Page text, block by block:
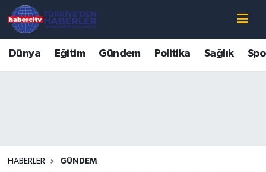
Dünya Eğitim Gündem Politika Sağlık
HABERLER GÜNDEM
Süper Lig Puan Durumu ve Fikstür